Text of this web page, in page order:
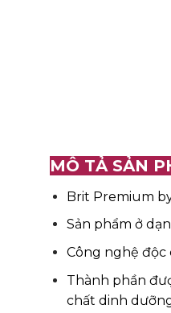
MÔ TẢ SẢN
Brit Premium
Sản phẩm ở
Công nghệ độc
Thành phần
chất dinh